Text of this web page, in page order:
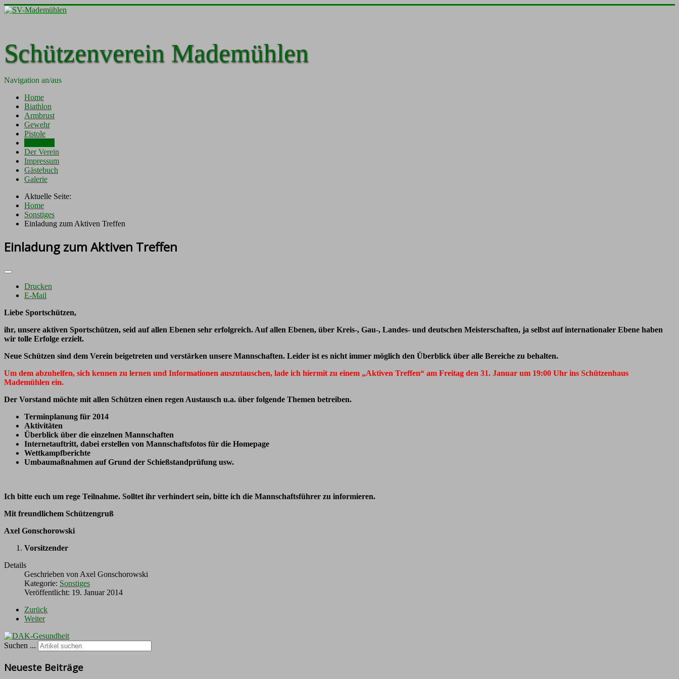
Schützenverein Mademühlen
Navigation an/aus
Home
Biathlon
Armbrust
Gewehr
Pistole
Der Verein
Impressum
Gästebuch
Galerie
Aktuelle Seite:
Home
Sonstiges
Einladung zum Aktiven Treffen
Einladung zum Aktiven Treffen
Drucken
E-Mail
Liebe Sportschützen,
ihr, unsere aktiven Sportschützen, seid auf allen Ebenen sehr erfolgreich. Auf allen Ebenen, über Kreis-, Gau-, Landes- und deutschen Meisterschaften, ja selbst auf internationaler Ebene haben
wir tolle Erfolge erzielt.
Neue Schützen sind dem Verein beigetreten und verstärken unsere Mannschaften. Leider ist es nicht immer möglich den Überblick über alle Bereiche zu behalten.
Um dem abzuhelfen, sich kennen zu lernen und Informationen auszutauschen, lade ich hiermit zu einem „Aktiven Treffen“ am Freitag den 31. Januar um 19:00 Uhr ins Schützenhaus
Mademühlen ein.
Der Vorstand möchte mit allen Schützen einen regen Austausch u.a. über folgende Themen betreiben.
Terminplanung für 2014
Aktivitäten
Überblick über die einzelnen Mannschaften
Internetauftritt, dabei erstellen von Mannschaftsfotos für die Homepage
Wettkampfberichte
Umbaumaßnahmen auf Grund der Schießstandprüfung usw.
Ich bitte euch um rege Teilnahme. Solltet ihr verhindert sein, bitte ich die Mannschaftsführer zu informieren.
Mit freundlichem Schützengruß
Axel Gonschorowski
Vorsitzender
Details
Geschrieben vonAxel Gonschorowski
Kategorie: Sonstiges
Veröffentlicht: 19. Januar 2014
Zurück
Weiter
Suchen ...
Neueste Beiträge